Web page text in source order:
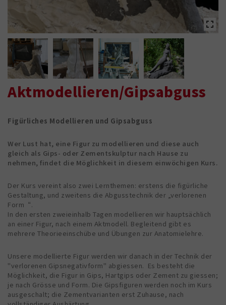
Aktmodellieren/Gipsabguss
Figürliches Modellieren und Gipsabguss
Wer Lust hat, eine Figur zu modellieren und diese auch
gleich als Gips- oder Zementskulptur nach Hause zu
nehmen, findet die Möglichkeit in diesem einwöchigen Kurs.
Der Kurs vereint also zwei Lernthemen: erstens die figürliche
Gestaltung, und zweitens die Abgusstechnik der „verlorenen
Form“.
In den ersten zweieinhalb Tagen modellieren wir hauptsächlich
an einer Figur, nach einem Aktmodell. Begleitend gibt es
mehrere Theorieeinschübe und Übungen zur Anatomielehre.
Unsere modellierte Figur werden wir danach in der Technik der
"verlorenen Gipsnegativform" abgiessen. Es besteht die
Möglichkeit, die Figur in Gips, Hartgips oder Zement zu giessen;
je nach Grösse und Form. Die Gipsfiguren werden noch im Kurs
ausgeschalt; die Zementvarianten erst Zuhause, nach